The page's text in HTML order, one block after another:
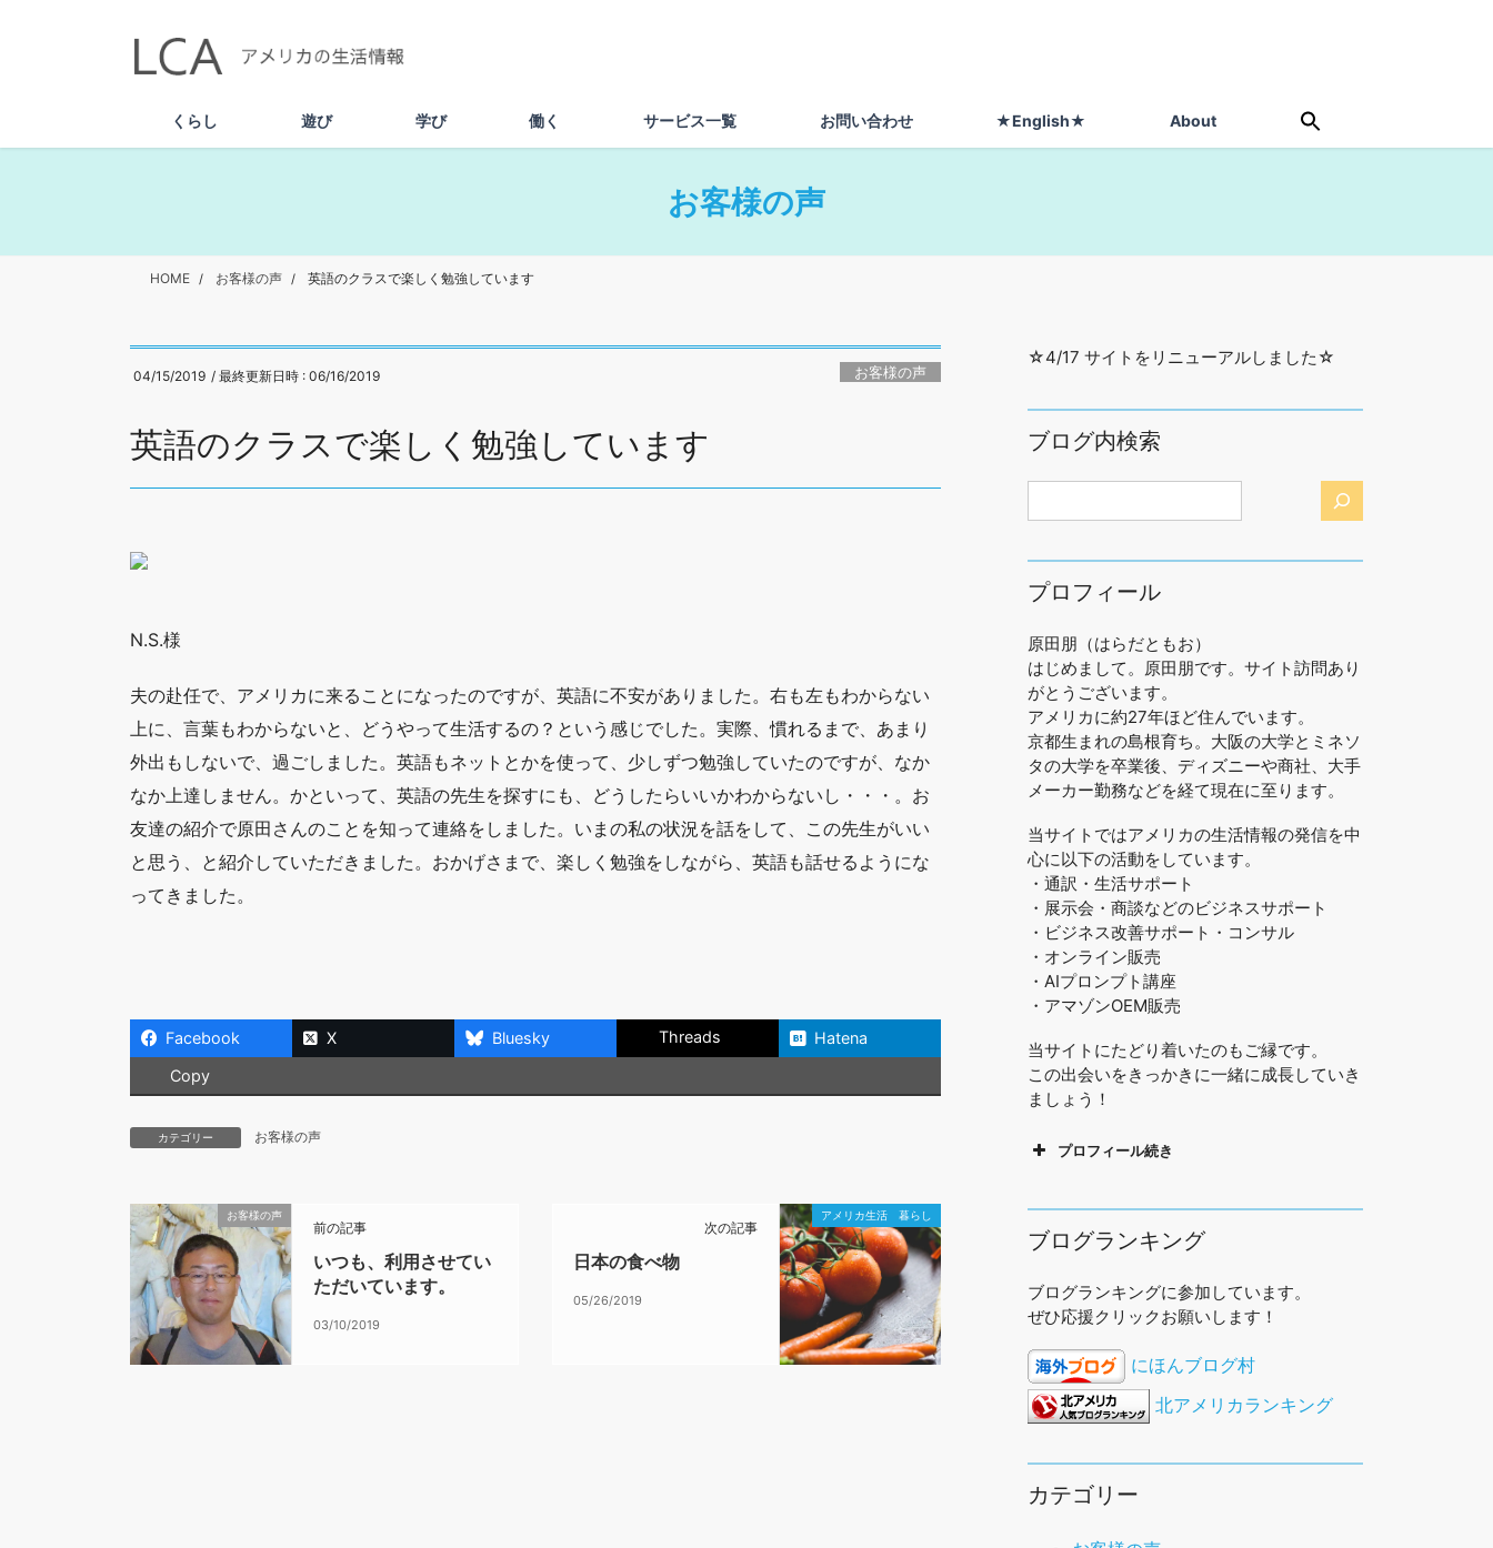
へ
プ
ョ
動
くらし 遊び 学び 働く サービス一覧 お問い合わせ ★English★ About
お客様の声
HOME お客様の声 英語のクラスで楽しく勉強しています
04/15/2019 / 最終更新日時 : 06/16/2019 お客様の声
英語のクラスで楽しく勉強しています
N.S.様
夫の赴任で、アメリカに来ることになったのですが、英語に不安がありました。右も左もわからない
上に、言葉もわからないと、どうやって生活するの？という感じでした。実際、慣れるまで、あまり
外出もしないで、過ごしました。英語もネットとかを使って、少しずつ勉強していたのですが、なか
なか上達しません。かといって、英語の先生を探すにも、どうしたらいいかわからないし・・・。お
友達の紹介で原田さんのことを知って連絡をしました。いまの私の状況を話をして、この先生がいい
と思う、と紹介していただきました。おかげさまで、楽しく勉強をしながら、英語も話せるようにな
ってきました。
Facebook X Bluesky Threads
Hatena
Copy
カテゴリー お客様の声
お客様の声
前の記事
いつも、利用させてい
ただいています。
03/10/2019
アメリカ生活 暮らし
次の記事
日本の食べ物
05/26/2019
☆4/17 サイトをリニューアルしました☆
ブログ内検索
プロフィール
原田朋（はらだともお）
はじめまして。原田朋です。サイト訪問あり
がとうございます。
アメリカに約27年ほど住んでいます。
京都生まれの島根育ち。大阪の大学とミネソ
タの大学を卒業後、ディズニーや商社、大手
メーカー勤務などを経て現在に至ります。
当サイトではアメリカの生活情報の発信を中
心に以下の活動をしています。
・通訳・生活サポート
・展示会・商談などのビジネスサポート
・ビジネス改善サポート・コンサル
・オンライン販売
・AIプロンプト講座
・アマゾンOEM販売
当サイトにたどり着いたのもご縁です。
この出会いをきっかきに一緒に成長していき
ましょう！
プロフィール続き
ブログランキング
ブログランキングに参加しています。
ぜひ応援クリックお願いします！
にほんブログ村
北アメリカランキング
カテゴリー